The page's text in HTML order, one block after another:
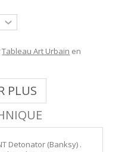
Tableau Art Urbain en
PLUS
Detonator (Banksy) .